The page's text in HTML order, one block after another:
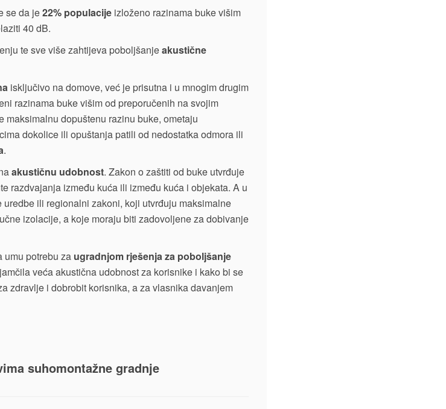
se da je22% populacije izloženo razinama buke višim
40 dB.
te sve više zahtijeva poboljšanjeakustične
isključivo na domove, već je prisutna i u mnogim drugim
razinama buke višim od preporučenih na svojim
dopuštenu razinu buke, ometaju
dokolice ili opuštanja patili od nedostatka odmora ili
.
akustičnu udobnost. Zakon o zaštiti od buke utvrđuje
razdvajanja između kuća ili između kuća i objekata. A u
ili regionalni zakoni, koji utvrđuju maksimalne
izolacije, a koje moraju biti zadovoljene za dobivanje
umu potrebu za ugradnjom rješenja za poboljšanje
veća akustična udobnost za korisnike i kako bi se
zdravlje i dobrobit korisnika, a za vlasnika davanjem
suhomontažne gradnje